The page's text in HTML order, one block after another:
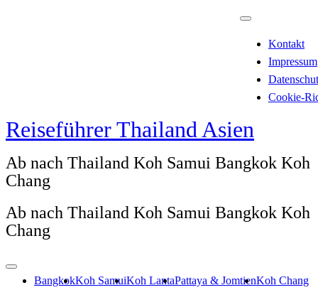
Kontakt
Impressum
Cookie-
Reiseführer Thailand Asien
Ab nach Thailand Koh Samui Bangkok Koh
Chang
Ab nach Thailand Koh Samui Bangkok Koh
Chang
BangkokKoh SamuiKoh LantaPattaya & JomtienKoh Chang